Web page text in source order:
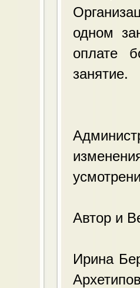
одном
оплате
занятие.
Автор и
Ирина